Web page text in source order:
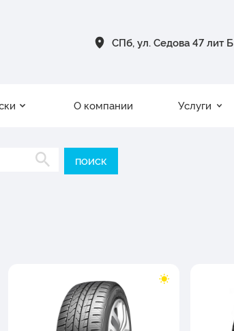
СПб, ул. Седова 47 лит Б
О компании Услуги